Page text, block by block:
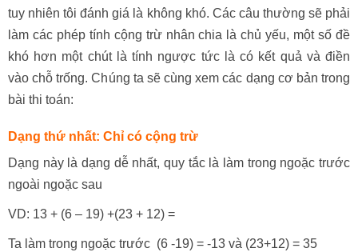
tuy nhiên tôi đánh giá là không khó. Các câu thường sẽ phải
làm các phép tính cộng trừ nhân chia là chủ yếu, một số đề
khó hơn một chút là tính ngược tức là có kết quả và điền
vào chỗ trống. Chúng ta sẽ cùng xem các dạng cơ bản trong
bài thi toán:
Dạng thứ nhất: Chỉ có cộng trừ
Dạng này là dạng dễ nhất, quy tắc là làm trong ngoặc trước
ngoài ngoặc sau
VD: 13 + (6 – 19) +(23 + 12) =
Ta làm trong ngoặc trước (6 -19) = -13 và (23+12) = 35